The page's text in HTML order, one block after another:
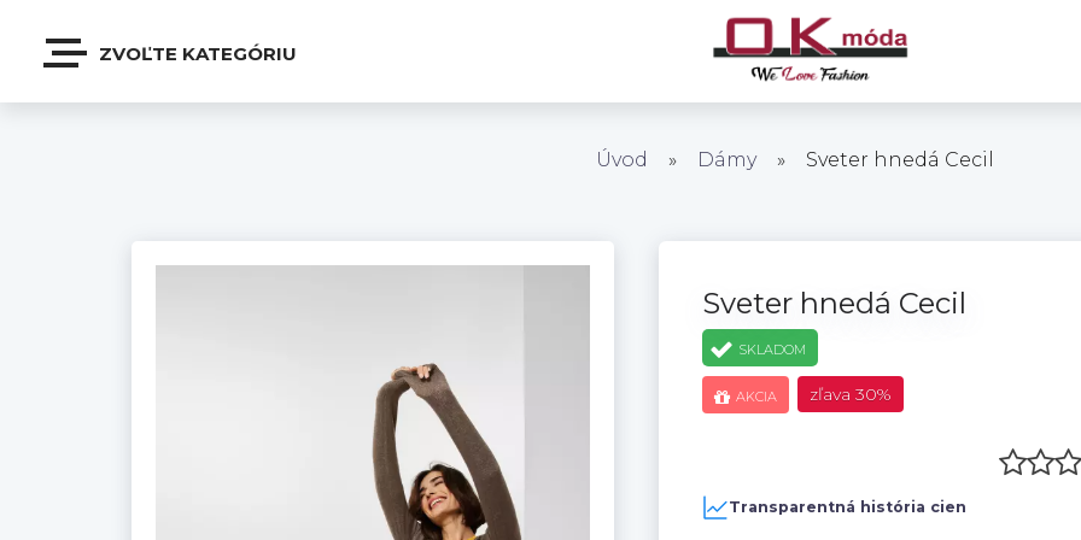
ZVOĽTE KATEGÓRIU
Úvod » Dámy » Sveter hnedá Cecil
Sveter hnedá Cecil
SKLADOM
AKCIA zľava 30%
Transparentná história cien